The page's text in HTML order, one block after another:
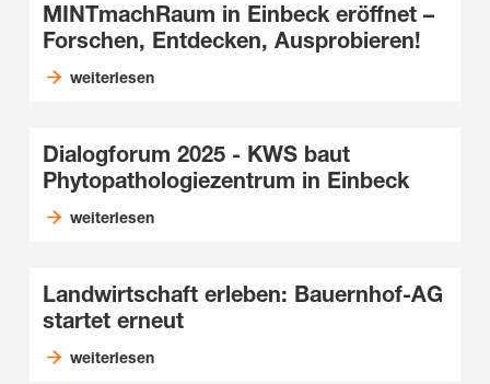
MINTmachRaum in Einbeck eröffnet –
Forschen, Entdecken, Ausprobieren!
weiterlesen
Dialogforum 2025 - KWS baut
Phytopathologiezentrum in Einbeck
weiterlesen
Landwirtschaft erleben: Bauernhof-AG
startet erneut
weiterlesen